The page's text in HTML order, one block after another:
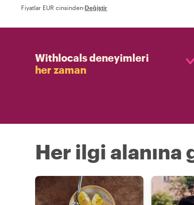
Fiyatlar EUR cinsinden·Değiştir
Withlocals deneyimleri
her zaman
Her ilgi